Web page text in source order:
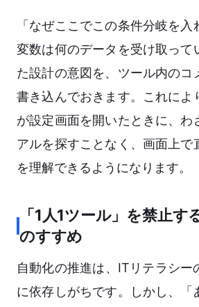
「なぜここでこの条件分岐を
変数は何のデータを受け取って
た設計の意図を、ツール内のコ
書き込んでおきます。これによ
が設定画面を開いたときに、わ
アルを探すことなく、画面上で
を理解できるようになります。
「1人1ツール」を禁止す
のすすめ
自動化の推進は、ITリテラシー
に依存しがちです。しかし、「